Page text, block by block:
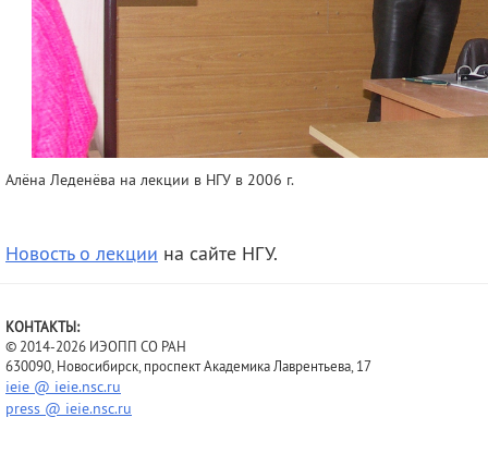
Алёна Леденёва на лекции в НГУ в 2006 г.
Новость о лекции на сайте НГУ.
КОНТАКТЫ:
© 2014-2026 ИЭОПП СО РАН
630090, Новосибирск, проспект Академика Лаврентьева, 17
ieie @ ieie.nsc.ru
press @ ieie.nsc.ru